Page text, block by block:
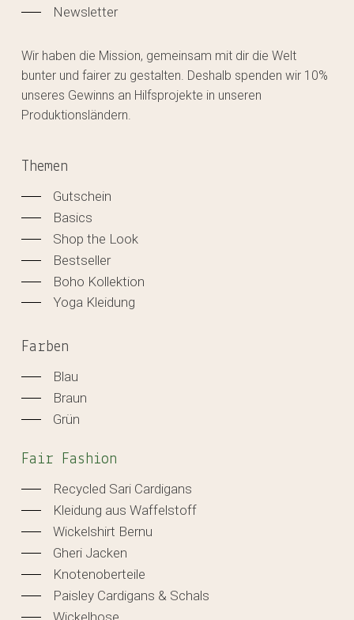
Newsletter
Wir haben die Mission, gemeinsam mit dir die Welt
bunter und fairer zu gestalten. Deshalb spenden wir 10%
unseres Gewinns an Hilfsprojekte in unseren
Produktionsländern.
Themen
Gutschein
Basics
Shop the Look
Bestseller
Boho Kollektion
Yoga Kleidung
Farben
Blau
Braun
Grün
Fair Fashion
Recycled Sari Cardigans
Kleidung aus Waffelstoff
Wickelshirt Bernu
Gheri Jacken
Knotenoberteile
Paisley Cardigans & Schals